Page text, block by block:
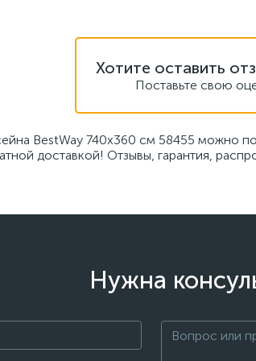
Хотите оставить
Поставьте свою
BestWay 740х360 см 58455 можно
доставкой! Отзывы, гарантия,
Нужна